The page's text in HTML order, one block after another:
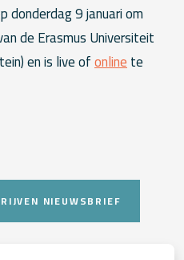
donderdag 9 januari om
de Erasmus Universiteit
en is live ofonlinete
NIEUWSBRIEF